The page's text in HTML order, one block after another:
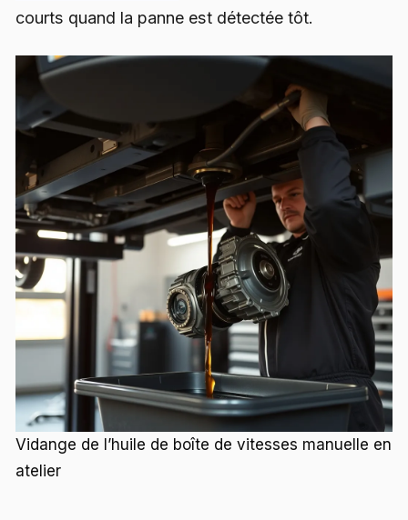
courts quand la panne est détectée tôt.
Vidange de l’huile de boîte de vitesses manuelle en
atelier